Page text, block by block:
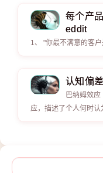
每个产
eddit
1、 "你最不满意的客
认知偏
巴纳姆效
应，描述了个人何时认